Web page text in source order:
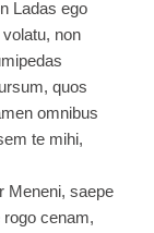
Ladas ego
non
quos
omnibus
te mihi,
Meneni, saepe
cenam,